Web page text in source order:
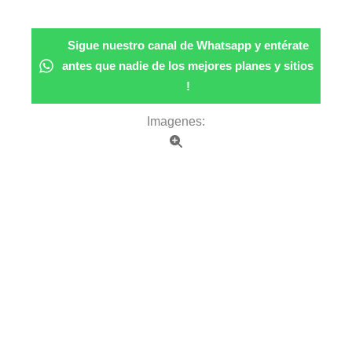
Sigue nuestro canal de Whatsapp y entérate
antes que nadie de los mejores planes y sitios
!
Imagenes: